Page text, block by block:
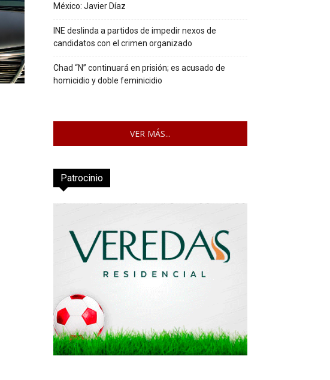
México: Javier Díaz
INE deslinda a partidos de impedir nexos de
candidatos con el crimen organizado
Chad “N” continuará en prisión; es acusado de
homicidio y doble feminicidio
VER MÁS...
Patrocinio